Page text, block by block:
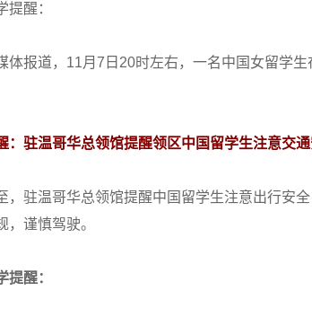
醒：
报道，11月7日20时左右，一名中国女留学生
：驻温哥华总领馆提醒领区中国留学生注意交
驻温哥华总领馆提醒中国留学生注意出行安全
，谨慎驾驶。
提醒：